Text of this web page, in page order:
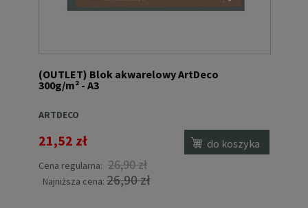
(OUTLET) Blok akwarelowy ArtDeco
300g/m² - A3
ARTDECO
21,52 zł
Cena regularna: 26,90 zł
Najniższa cena: 26,90 zł
do koszyka